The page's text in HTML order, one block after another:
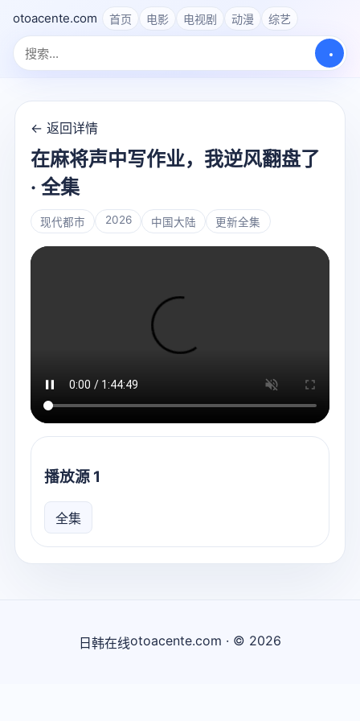
otoacente.com 首页 电影 电视剧 动漫 综艺
← 返回详情
在麻将声中写作业，我逆风翻盘了
· 全集
现代都市 2026 中国大陆 更新全集
播放源 1
全集
日韩在线otoacente.com · © 2026